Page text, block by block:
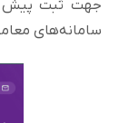
جهت ثبت پیش
سامانه‌های